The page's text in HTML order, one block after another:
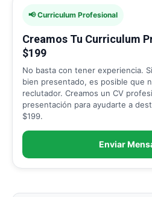
📢 Curriculum Profesional
Creamos Tu Curriculum
$199
No basta con tener experiencia.
bien presentado, es posible que
reclutador. Creamos un CV
presentación para ayudarte a
$199.
Enviar